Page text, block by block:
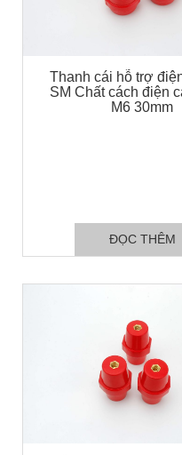
Thanh cái hỗ trợ
SM Chất cách điện
M6 30mm
ĐỌC THÊM